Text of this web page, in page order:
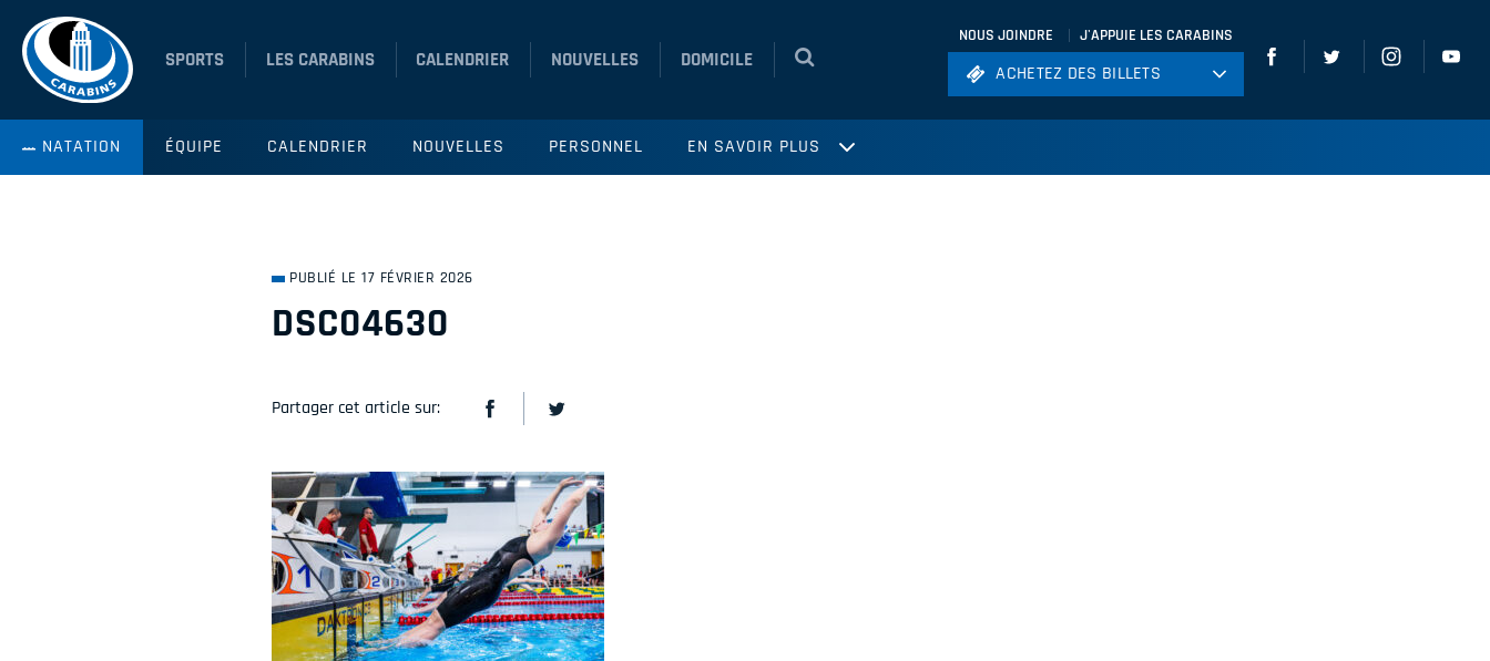
SPORTS LES CARABINS CALENDRIER NOUVELLES DOMICILE
NOUS JOINDRE J'APPUIE LES CARABINS
ACHETEZ DES BILLETS
ACHETEZ DES BILLETS
NATATION ÉQUIPE CALENDRIER NOUVELLES PERSONNEL EN SAVOIR PLUS
PUBLIÉ LE 17 FÉVRIER 2026
DSC04630
Partager cet article sur: